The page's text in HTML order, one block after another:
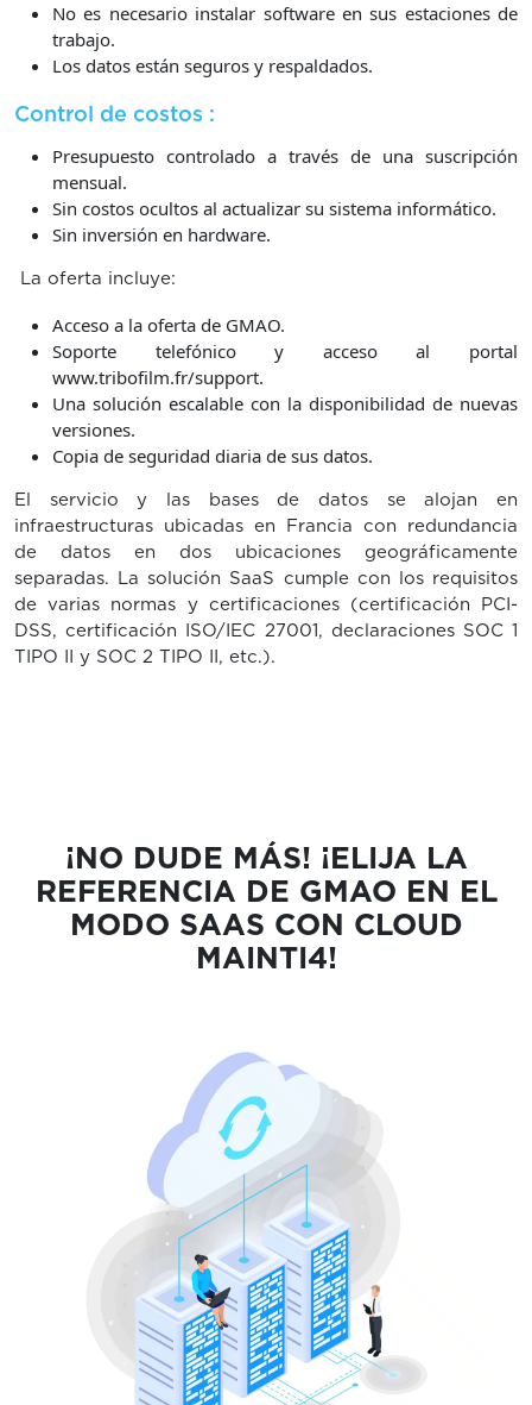
No es necesario instalar software en sus estaciones de
trabajo.
Los datos están seguros y respaldados.
Control de costos :
Presupuesto controlado a través de una suscripción
mensual.
Sin costos ocultos al actualizar su sistema informático.
Sin inversión en hardware.
La oferta incluye:
Acceso a la oferta de GMAO.
Soporte telefónico y acceso al portal
www.tribofilm.fr/support.
Una solución escalable con la disponibilidad de nuevas
versiones.
Copia de seguridad diaria de sus datos.
El servicio y las bases de datos se alojan en
infraestructuras ubicadas en Francia con redundancia
de datos en dos ubicaciones geográficamente
separadas. La solución SaaS cumple con los requisitos
de varias normas y certificaciones (certificación PCI-
DSS, certificación ISO/IEC 27001, declaraciones SOC 1
TIPO II y SOC 2 TIPO II, etc.).
¡NO DUDE MÁS! ¡ELIJA LA
REFERENCIA DE GMAO EN EL
MODO SAAS CON CLOUD
MAINTI4!